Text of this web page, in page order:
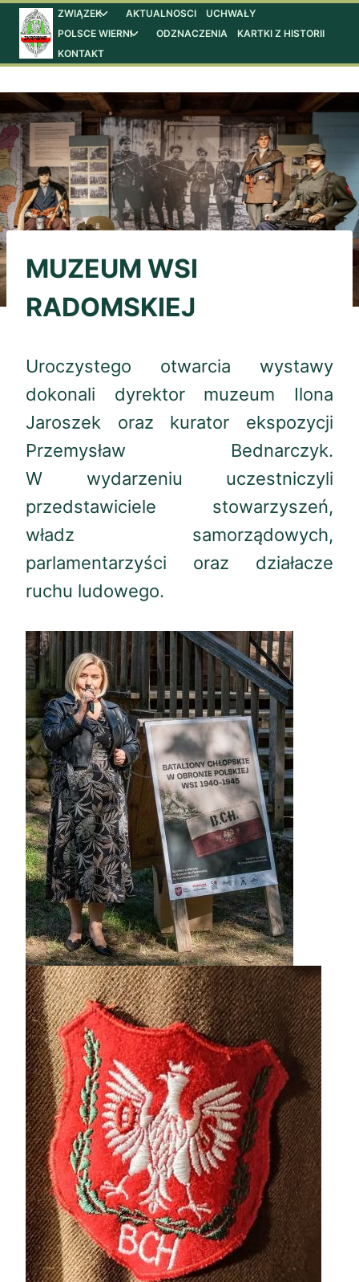
Przejdź
do
treści
ZWIĄZEK
Przełącz
menu
AKTUALNOSCI
UCHWAŁY
POLSCE WIERNI
Przełącz
podrzędne
ODZNACZENIA
KARTKI Z HISTORII
KONTAKT
MUZEUM WSI
RADOMSKIEJ
Uroczystego otwarcia wystawy
dokonali dyrektor muzeum Ilona
Jaroszek oraz kurator ekspozycji
Przemysław Bednarczyk.
W wydarzeniu uczestniczyli
przedstawiciele stowarzyszeń,
władz samorządowych,
parlamentarzyści oraz działacze
ruchu ludowego.